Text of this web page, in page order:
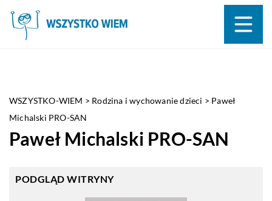
WSZYSTKO-WIEM > Rodzina i wychowanie dzieci > Paweł
Michalski PRO-SAN
Paweł Michalski PRO-SAN
PODGLĄD WITRYNY